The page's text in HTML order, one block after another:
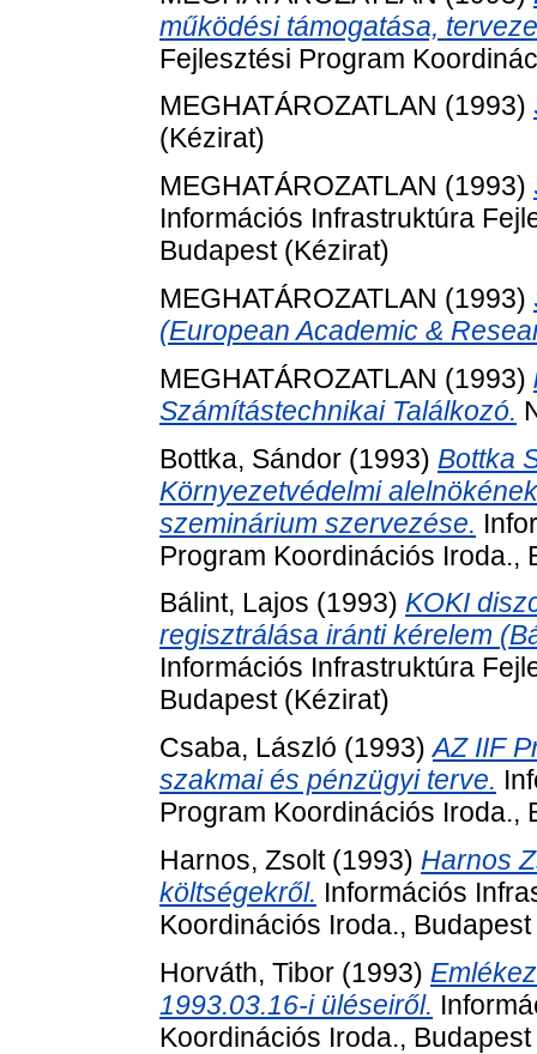
működési támogatása,
Fejlesztési Program
MEGHATÁROZATLAN (1993)
(Kézirat)
MEGHATÁROZATLAN (1993)
Információs Infrastruktúra
Budapest (Kézirat)
MEGHATÁROZATLAN (1993)
(European Academic &
MEGHATÁROZATLAN (1993)
Számítástechnikai Találkozó.
Bottka, Sándor (1993) Bottka
Környezetvédelmi
szeminárium szervezése.
Program Koordinációs Iroda.,
Bálint, Lajos (1993) KOKI
regisztrálása iránti kérelem
Információs Infrastruktúra
Budapest (Kézirat)
Csaba, László (1993)AZ IIF
szakmai és pénzügyi terve.
Program Koordinációs Iroda.,
Harnos, Zsolt(1993) Harnos
költségekről. Információs
Koordinációs Iroda.,
Horváth, Tibor (1993)
1993.03.16-i üléseiről.
Koordinációs Iroda.,